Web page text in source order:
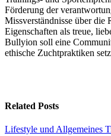
Förderung der
Missverständnisse über die
Eigenschaften als treue,
Bullyion soll eine
ethische Zuchtpraktiken
Related Posts
Lifestyle und Allgemeines